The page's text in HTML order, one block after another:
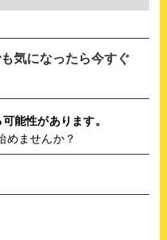
気になったら今すぐ
能性があります。
めませんか？